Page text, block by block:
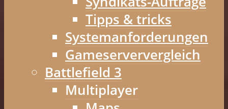
Tipps & tricks
Systemanforderungen
Gameserververgleich
Battlefield 3
Multiplayer